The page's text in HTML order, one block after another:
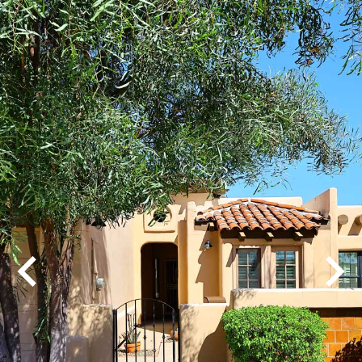
Play
Pause